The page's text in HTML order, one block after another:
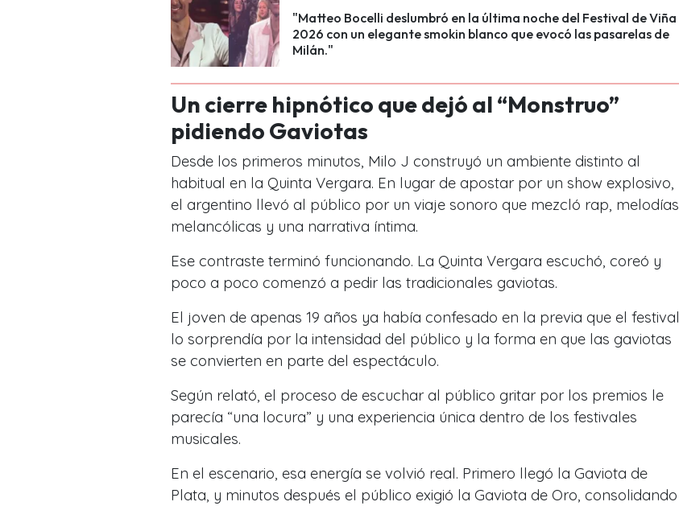
"Matteo Bocelli deslumbró en la última noche del Festival de Viña
2026 con un elegante smokin blanco que evocó las pasarelas de
Milán."
Un cierre hipnótico que dejó al “Monstruo”
pidiendo Gaviotas
Desde los primeros minutos, Milo J construyó un ambiente distinto al
habitual en la Quinta Vergara. En lugar de apostar por un show explosivo,
el argentino llevó al público por un viaje sonoro que mezcló rap, melodías
melancólicas y una narrativa íntima.
Ese contraste terminó funcionando. La Quinta Vergara escuchó, coreó y
poco a poco comenzó a pedir las tradicionales gaviotas.
El joven de apenas 19 años ya había confesado en la previa que el festival
lo sorprendía por la intensidad del público y la forma en que las gaviotas
se convierten en parte del espectáculo.
Según relató, el proceso de escuchar al público gritar por los premios le
parecía “una locura” y una experiencia única dentro de los festivales
musicales.
En el escenario, esa energía se volvió real. Primero llegó la Gaviota de
Plata, y minutos después el público exigió la Gaviota de Oro, consolidando